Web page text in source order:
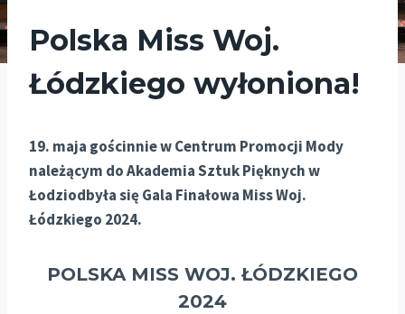
Polska Miss Woj.
Łódzkiego wyłoniona!
19. maja gościnnie w Centrum Promocji Mody
należącym do Akademia Sztuk Pięknych w
Łodziodbyła się Gala Finałowa Miss Woj.
Łódzkiego 2024.
POLSKA MISS WOJ. ŁÓDZKIEGO
2024